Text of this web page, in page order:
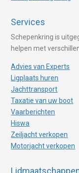
Services
Schepenkring is
helpen met
Advies van Experts
Ligplaats huren
Jachttransport
Taxatie van uw boot
Vaarberichten
Hiswa
Zeiljacht verkopen
Motorjacht verkopen